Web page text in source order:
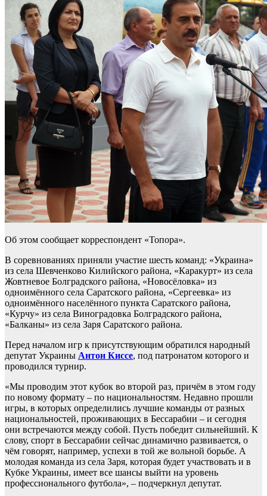
Об этом сообщает корреспондент «Топора».
В соревнованиях приняли участие шесть команд: «Украина»
из села Шевченково Килийского района, «Каракурт» из села
Жовтневое Болградского района, «Новосёловка» из
одноимённого села Саратского района, «Сергеевка» из
одноимённого населённого пункта Саратского района,
«Курчу» из села Виноградовка Болградского района,
«Балканы» из села Заря Саратского района.
Перед началом игр к присутствующим обратился народный
депутат Украины Антон Киссе, под патронатом которого и
проводился турнир.
«Мы проводим этот кубок во второй раз, причём в этом году
по новому формату – по национальностям. Недавно прошли
игры, в которых определились лучшие команды от разных
национальностей, проживающих в Бессарабии – и сегодня
они встречаются между собой. Пусть победит сильнейший. К
слову, спорт в Бессарабии сейчас динамично развивается, о
чём говорят, например, успехи в той же вольной борьбе. А
молодая команда из села Заря, которая будет участвовать и в
Кубке Украины, имеет все шансы выйти на уровень
профессионального футбола», – подчеркнул депутат.